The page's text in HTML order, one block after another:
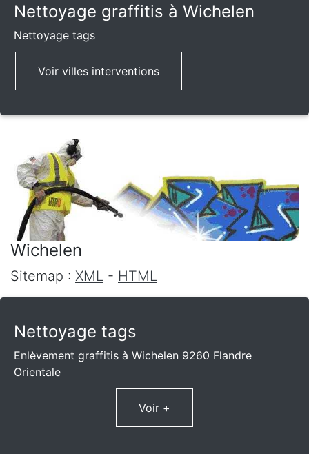
Nettoyage graffitis à Wichelen
Nettoyage tags
Voir villes interventions
Wichelen
Sitemap : XML - HTML
Nettoyage tags
Enlèvement graffitis à Wichelen 9260 Flandre
Orientale
Voir +